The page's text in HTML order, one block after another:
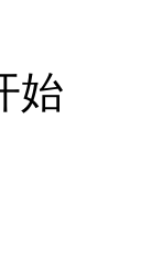
始